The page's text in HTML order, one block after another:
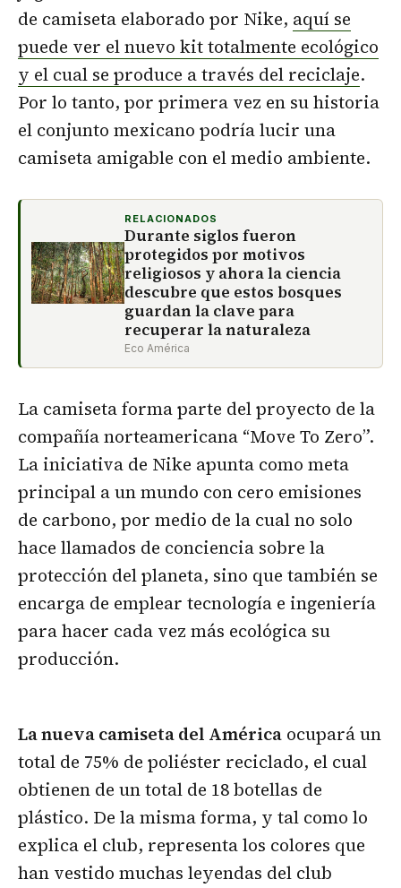
de camiseta elaborado por Nike, aquí se
puede ver el nuevo kit totalmente ecológico
y el cual se produce a través del reciclaje.
Por lo tanto, por primera vez en su historia
el conjunto mexicano podría lucir una
camiseta amigable con el medio ambiente.
RELACIONADOS
Durante siglos fueron
protegidos por motivos
religiosos y ahora la ciencia
descubre que estos bosques
guardan la clave para
recuperar la naturaleza
Eco América
La camiseta forma parte del proyecto de la
compañía norteamericana “Move To Zero”.
La iniciativa de Nike apunta como meta
principal a un mundo con cero emisiones
de carbono, por medio de la cual no solo
hace llamados de conciencia sobre la
protección del planeta, sino que también se
encarga de emplear tecnología e ingeniería
para hacer cada vez más ecológica su
producción.
La nueva camiseta del América ocupará un
total de 75% de poliéster reciclado, el cual
obtienen de un total de 18 botellas de
plástico. De la misma forma, y tal como lo
explica el club, representa los colores que
han vestido muchas leyendas del club